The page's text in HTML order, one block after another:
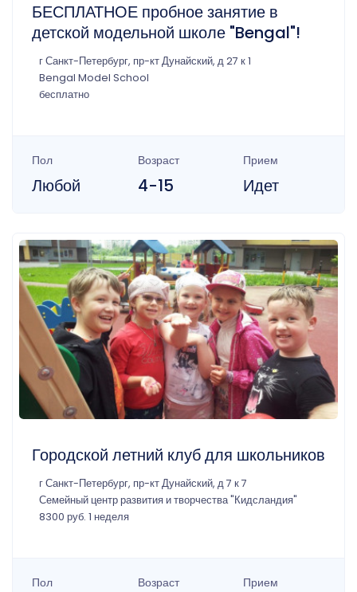
БЕСПЛАТНОЕ пробное занятие в
детской модельной школе "Bengal"!
г Санкт-Петербург, пр-кт Дунайский, д 27 к 1
Bengal Model School
бесплатно
Пол
Любой
Возраст
4-15
Прием
Идет
Городской летний клуб для школьников
г Санкт-Петербург, пр-кт Дунайский, д 7 к 7
Семейный центр развития и творчества "Кидсландия"
8300 руб. 1 неделя
Пол Возраст Прием